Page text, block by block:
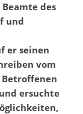
des
und
er seinen
vom
Betroffenen
ersuchte